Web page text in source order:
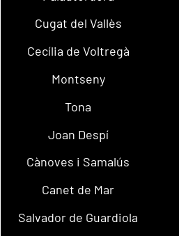
Cugat del Vallès
Cecília de Voltregà
Montseny
Tona
Joan Despí
Cànoves i Samalús
Canet de Mar
Salvador de Guardiola